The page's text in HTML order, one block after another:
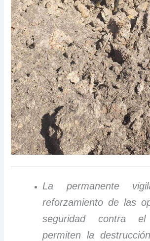
La permanente
reforzamiento de las
seguridad contra el
permiten la